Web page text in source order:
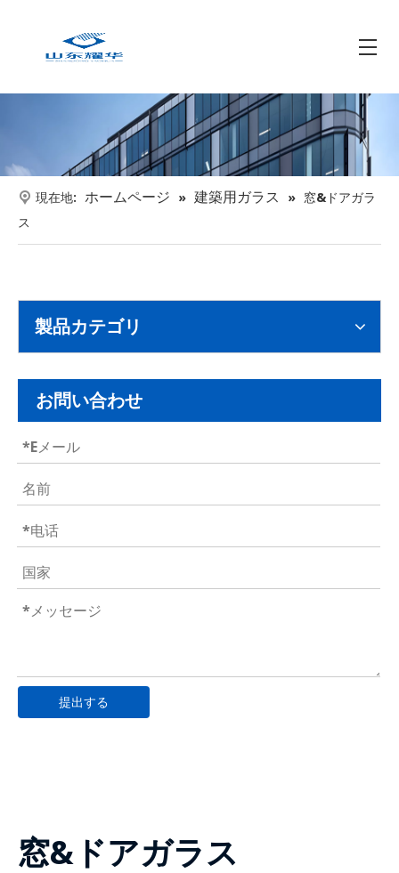
現在地: ホームページ » 建築用ガラス » 窓&ドアガラ
ス
製品カテゴリ
お問い合わせ
提出する
窓&ドアガラス